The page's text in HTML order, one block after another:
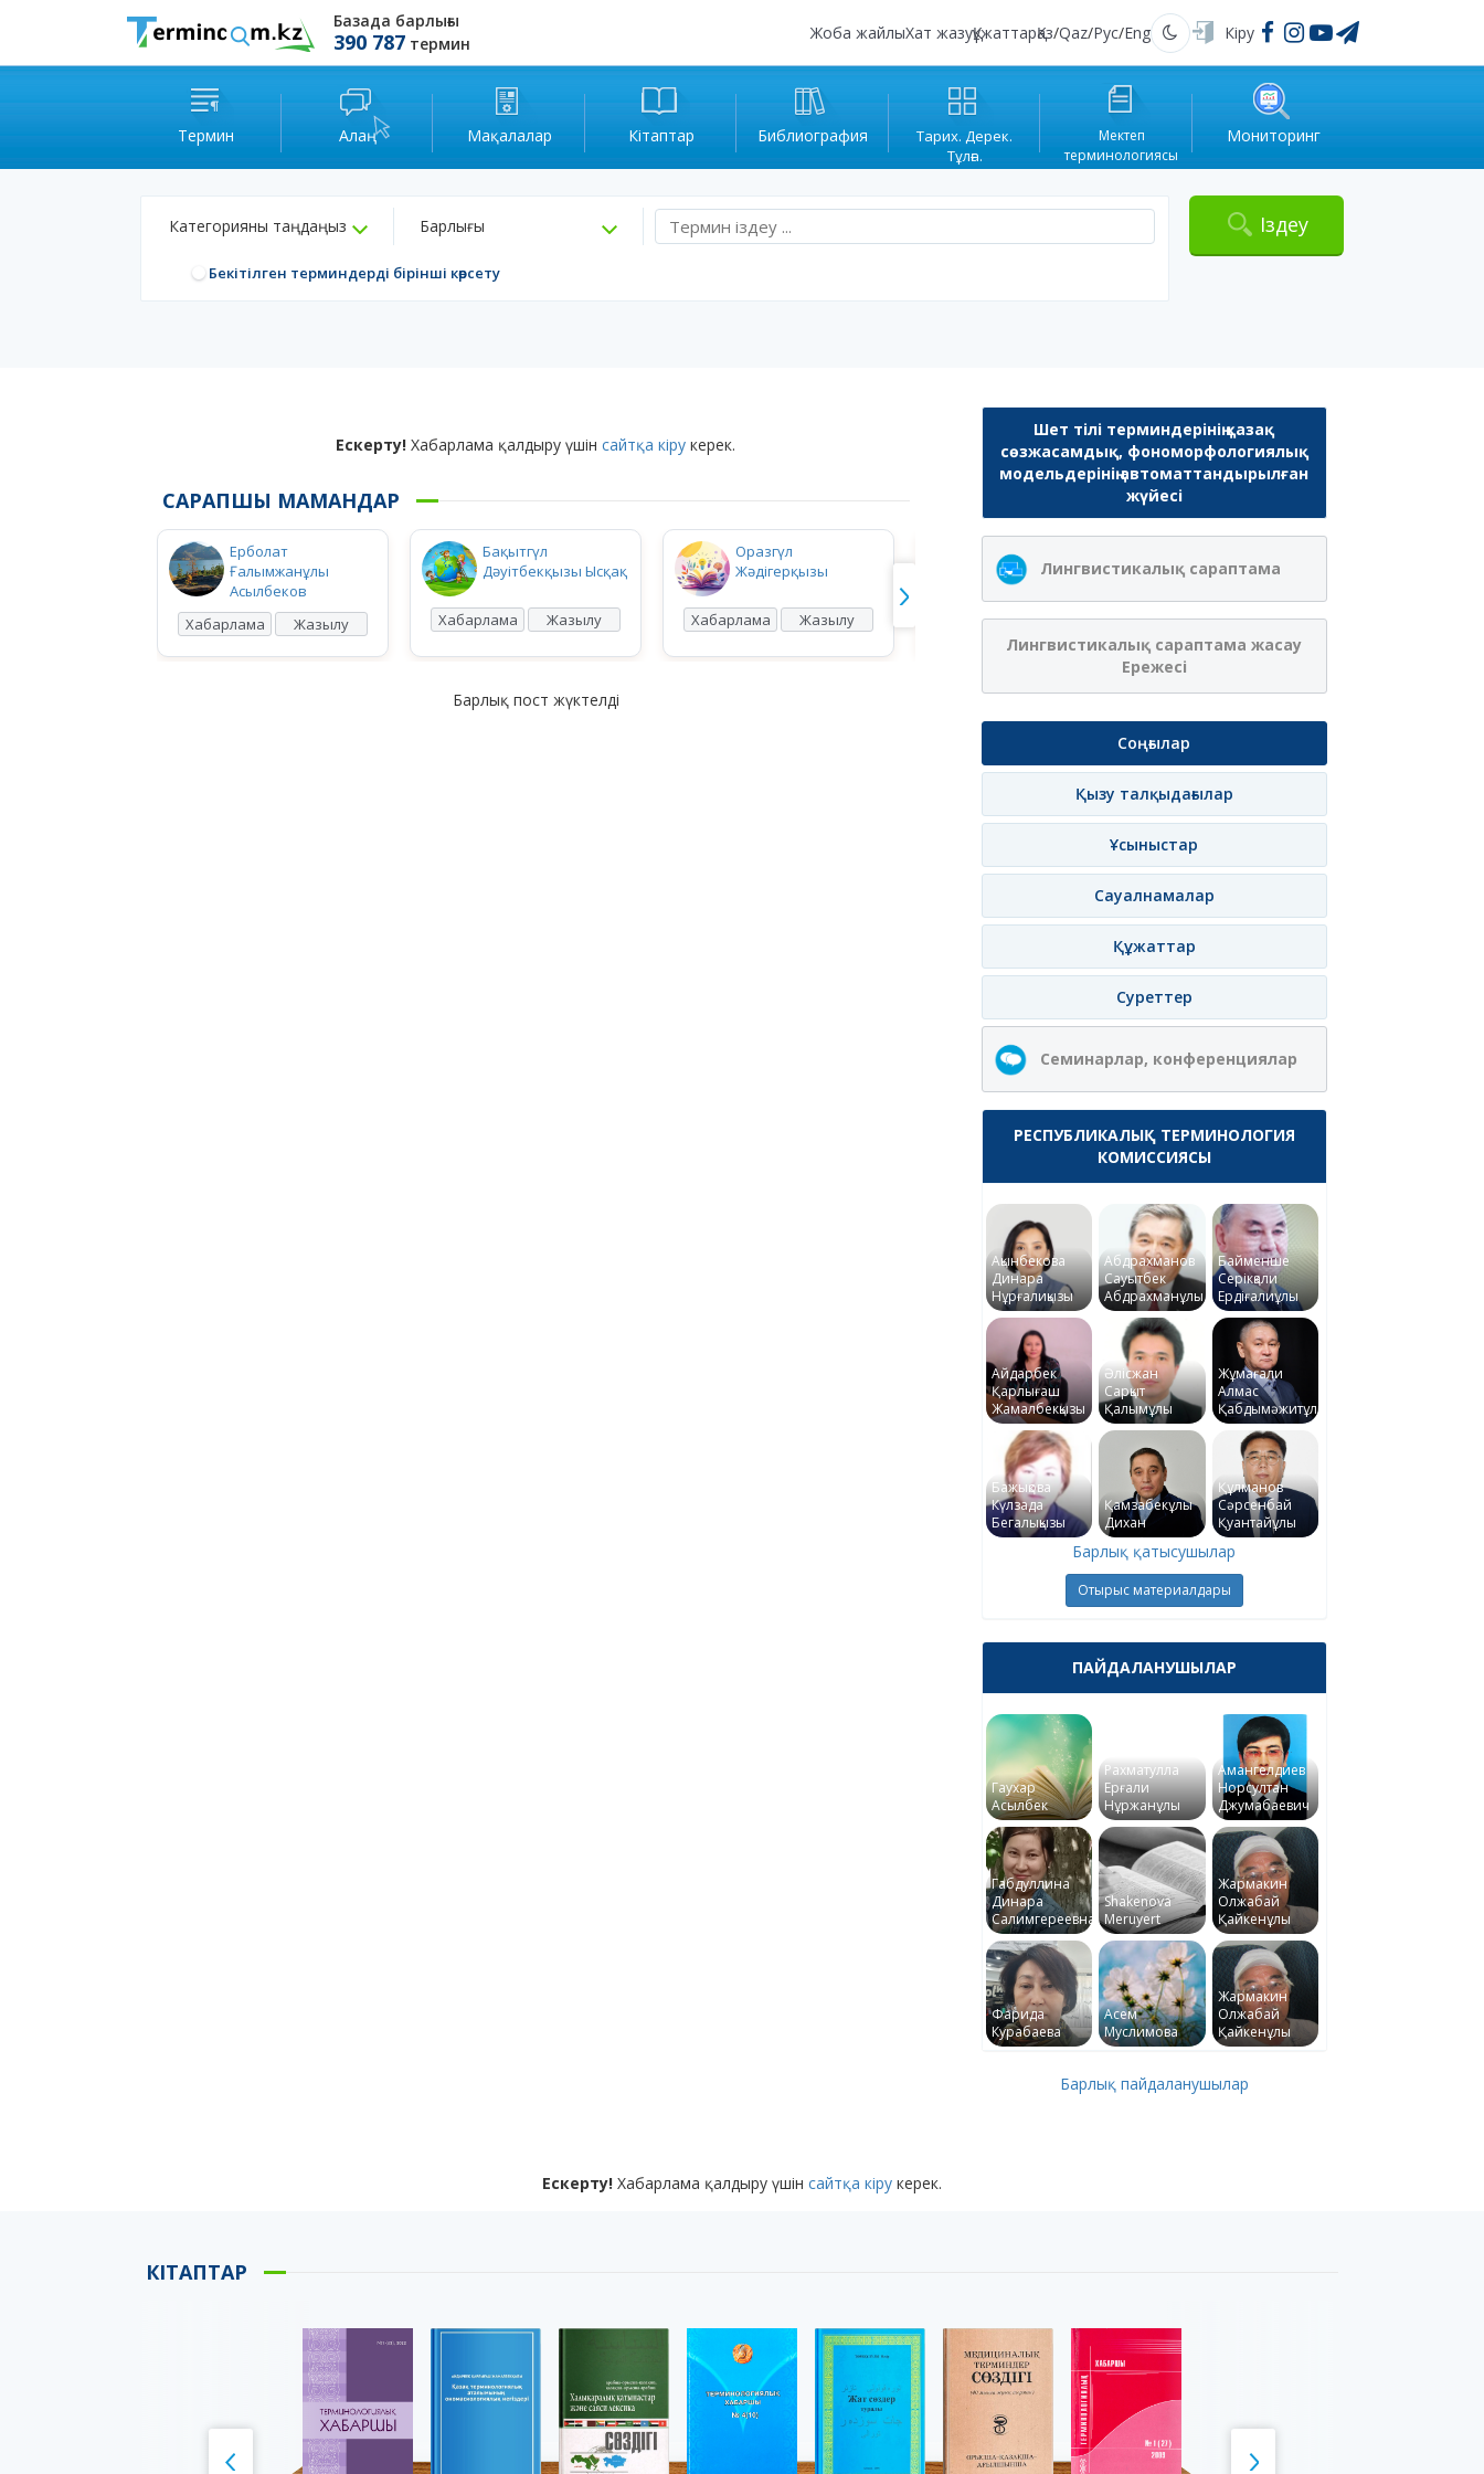
Базада барлығы
390 787 термин
Жоба жайлыХат жазуҚұжаттарҚаз/Qaz/Рус/Eng Қараңғы Кіру
Термин Алаң Мақалалар Кітаптар Библиография
Тарих. Дерек.
Тұлға.
Мектеп
терминологиясы
Мониторинг
Категорияны таңдаңыз Барлығы
Бекітілген терминдерді бірінші көрсету
Іздеу
Ескерту! Хабарлама қалдыру үшінсайтқа кіру керек.
САРАПШЫ МАМАНДАР
Ерболат
Ғалымжанұлы
Асылбеков
Хабарлама
Жазылу
Бақытгүл
Дәуітбекқызы Ысқақ
Хабарлама Жазылу
Оразгүл
Жәдігерқызы
Хабарлама Жазылу
Ақжібек
Нұрланқызы Ахмет
Хабарлама Жазылу
Итеғұлова
Хабарлама Жазылу
Барлық пост жүктелді
Шет тілі терминдерінің қазақ
сөзжасамдық, фономорфологиялық
модельдерінің автоматтандырылған
жүйесі
Лингвистикалық сараптама
Лингвистикалық сараптама жасау
Ережесі
Соңғылар
Қызу талқыдағылар
Ұсыныстар
Сауалнамалар
Құжаттар
Суреттер
Семинарлар, конференциялар
РЕСПУБЛИКАЛЫҚ ТЕРМИНОЛОГИЯ
КОМИССИЯСЫ
Ақынбекова
Динара
Нұрғалиқызы
Абдрахманов
Сауытбек
Абдрахманұлы
Байменше
Серікқали
Ердіғалиұлы
Айдарбек
Қарлығаш
Жамалбекқызы
Әлісжан
Сарқыт
Қалымұлы
Жұмағали
Алмас
Қабдымәжитұлы
Бажықова
Күлзада
Бегалықызы
Қамзабекұлы
Дихан
Құлманов
Сәрсенбай
Қуантайұлы
Барлық қатысушылар
Отырыс материалдары
ПАЙДАЛАНУШЫЛАР
Гаухар
Асылбек
Рахматулла
Ерғали
Нұржанұлы
Амангелдиев
Норсултан
Джумабаевич
Габдуллина
Динара
Салимгереевна
Shakenova
Meruyert
Жармакин
Олжабай
Қайкенұлы
Фарида
Курабаева
Асем
Муслимова
Жармакин
Олжабай
Қайкенұлы
Барлық пайдаланушылар
Ескерту! Хабарлама қалдыру үшін сайтқа кіру керек.
КІТАПТАР